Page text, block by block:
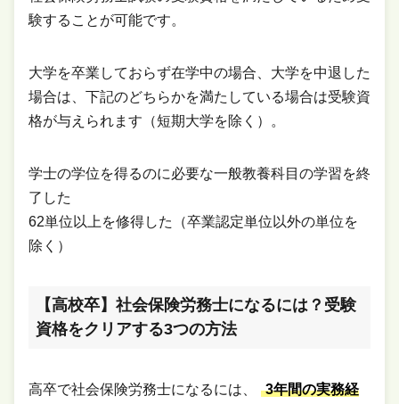
験することが可能です。
大学を卒業しておらず在学中の場合、大学を中退した
場合は、下記のどちらかを満たしている場合は受験資
格が与えられます（短期大学を除く）。
学士の学位を得るのに必要な一般教養科目の学習を終
了した
62単位以上を修得した（卒業認定単位以外の単位を
除く）
【高校卒】社会保険労務士になるには？受験
資格をクリアする3つの方法
高卒で社会保険労務士になるには、
3年間の実務経